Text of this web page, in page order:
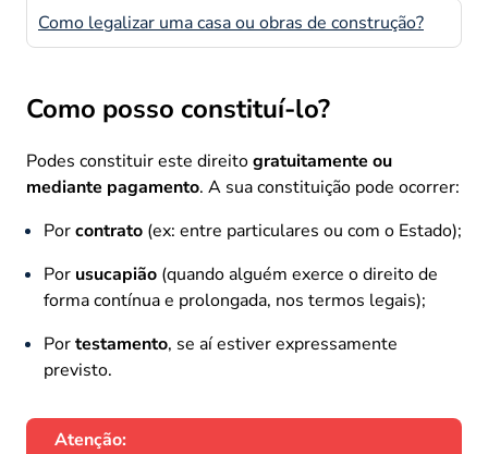
Como legalizar uma casa ou obras de construção?
Como posso constituí-lo?
Podes constituir este direitogratuitamente ou
mediante pagamento. A sua constituição pode ocorrer:
Porcontrato (ex: entre particulares ou com o Estado);
Por usucapião (quando alguém exerce o direito de
forma contínua e prolongada, nos termos legais);
Portestamento, se aí estiver expressamente
previsto.
Atenção: